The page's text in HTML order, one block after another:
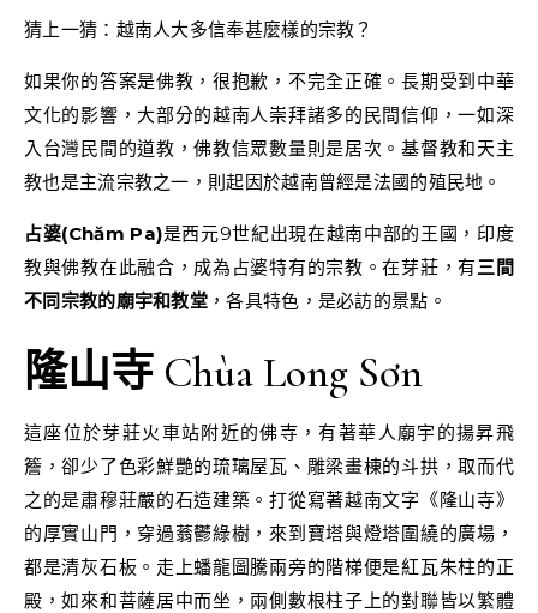
猜上一猜：越南人大多信奉甚麼樣的宗教？
如果你的答案是佛教，很抱歉，不完全正確。長期受到中華
文化的影響，大部分的越南人崇拜諸多的民間信仰，一如深
入台灣民間的道教，佛教信眾數量則是居次。基督教和天主
教也是主流宗教之一，則起因於越南曾經是法國的殖民地。
占婆(Chăm Pa)是西元9世紀出現在越南中部的王國，印度
教與佛教在此融合，成為占婆特有的宗教。在芽莊，有三間
不同宗教的廟宇和教堂 ，各具特色，是必訪的景點。
隆山寺 Chùa Long Sơn
這座位於芽莊火車站附近的佛寺，有著華人廟宇的揚昇飛
簷，卻少了色彩鮮艷的琉璃屋瓦、雕梁畫棟的斗拱，取而代
之的是肅穆莊嚴的石造建築。打從寫著越南文字《隆山寺》
的厚實山門，穿過蓊鬱綠樹，來到寶塔與燈塔圍繞的廣場，
都是清灰石板。走上蟠龍圖騰兩旁的階梯便是紅瓦朱柱的正
殿，如來和菩薩居中而坐，兩側數根柱子上的對聯皆以繁體